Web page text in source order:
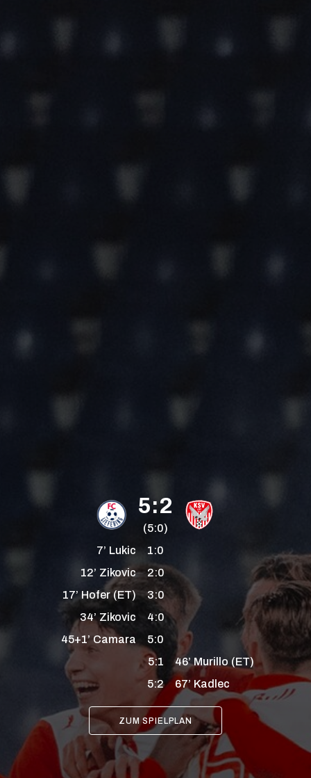
5:2
(5:0)
7’ Lukic
1:0
12’ Zikovic
2:0
17’Hofer(ET)
3:0
34’ Zikovic
4:0
45+1’ Camara
5:0
5:1
46’Murillo (ET)
5:2
67’ Kadlec
ZUM SPIELPLAN